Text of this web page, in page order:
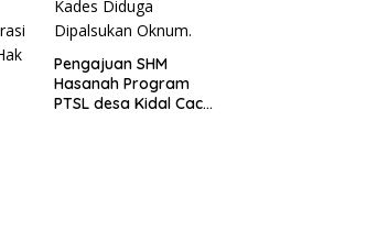
Pengajuan SHM
Hasanah Program
PTSL desa Kidal Cacat